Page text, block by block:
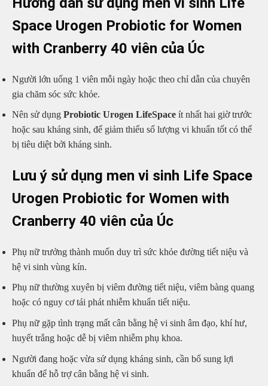
Space Urogen Probiotic for Women
with Cranberry 40 viên của Úc
Người lớn uống 1 viên mỗi ngày hoặc theo chỉ dẫn của chuyên
gia chăm sóc sức khỏe.
Nên sử dụng Probiotic Urogen LifeSpace ít nhất hai giờ trước
hoặc sau kháng sinh, để giảm thiểu số lượng vi khuẩn tốt có thể
bị tiêu diệt bởi kháng sinh.
Lưu ý sử dụng men vi sinh Life Space
Urogen Probiotic for Women with
Cranberry 40 viên của Úc
Phụ nữ trưởng thành muốn duy trì sức khỏe đường tiết niệu và
hệ vi sinh vùng kín.
Phụ nữ thường xuyên bị viêm đường tiết niệu, viêm bàng quang
hoặc có nguy cơ tái phát nhiễm khuẩn tiết niệu.
Phụ nữ gặp tình trạng mất cân bằng hệ vi sinh âm đạo, khí hư,
huyết trắng hoặc dễ bị viêm nhiễm phụ khoa.
Người đang hoặc vừa sử dụng kháng sinh, cần bổ sung lợi
khuẩn để hỗ trợ cân bằng hệ vi sinh.